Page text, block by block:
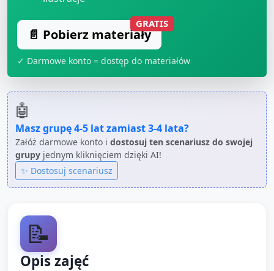
📄 Pobierz materiały
GRATIS
✓ Darmowe konto = dostęp do materiałów
🤖
Masz grupę4-5 latzamiast3-4 lata?
Załóż darmowe konto i dostosuj ten scenariusz do swojej
grupy jednym kliknięciem dzięki AI!
✨ Dostosuj scenariusz
📝
Opis zajęć